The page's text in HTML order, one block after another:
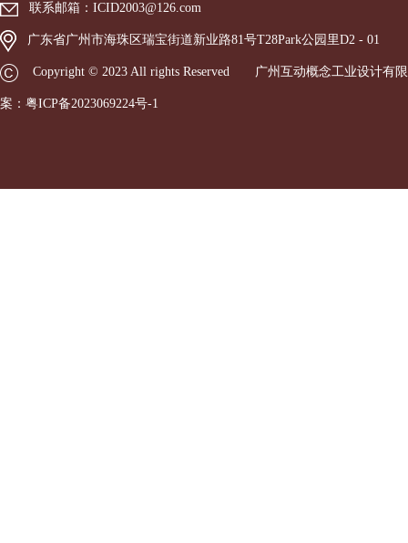
联系邮箱： ICID2003@126.com
广东省广州市海珠区瑞宝街道新业路81号T28Park公园里D2 - 01
Copyright © 2023 All rights Reserved 广州互动概念工业设计有
案： 粤ICP备2023069224号-1